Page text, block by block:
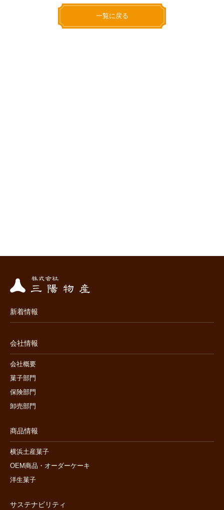
一覧に戻る
新着情報
会社情報
会社概要
菓子部門
保険部門
卸売部門
商品情報
横浜土産菓子
OEM商品・オーダーケーキ
洋生菓子
サステナビリティ